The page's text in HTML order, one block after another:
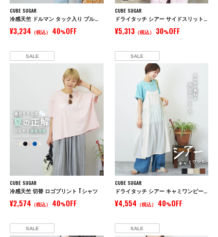
CUBE SUGAR
冷感天竺 ドルマン タック入り プルオーバー Tシャツ
¥3,234 （税込） 40%OFF
CUBE SUGAR
ドライタッチ シアー サイドスリット テーラード ジャケット
¥5,313（税込） 30%OFF
SALE
CUBE SUGAR
冷感天竺 切替 ロゴプリント Tシャツ
¥2,574 （税込） 40%OFF
SALE
CUBE SUGAR
ドライタッチ シアー キャミワンピース
¥4,554 （税込） 40%OFF
SALE SALE